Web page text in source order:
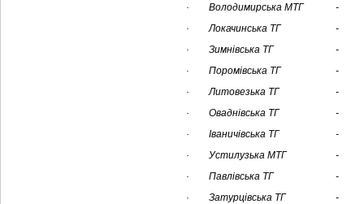
· Володимирська МТГ
-
· Локачинська ТГ
-
· Зимнівська ТГ
-
· Поромівська ТГ
-
· Литовезька ТГ
-
· Оваднівська ТГ
-
· Іваничівська ТГ
-
· Устилузька МТГ
-
· Павлівська ТГ
-
· Затурцівська ТГ
-